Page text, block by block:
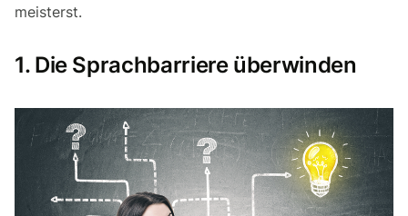
meisterst.
1. Die Sprachbarriere überwinden